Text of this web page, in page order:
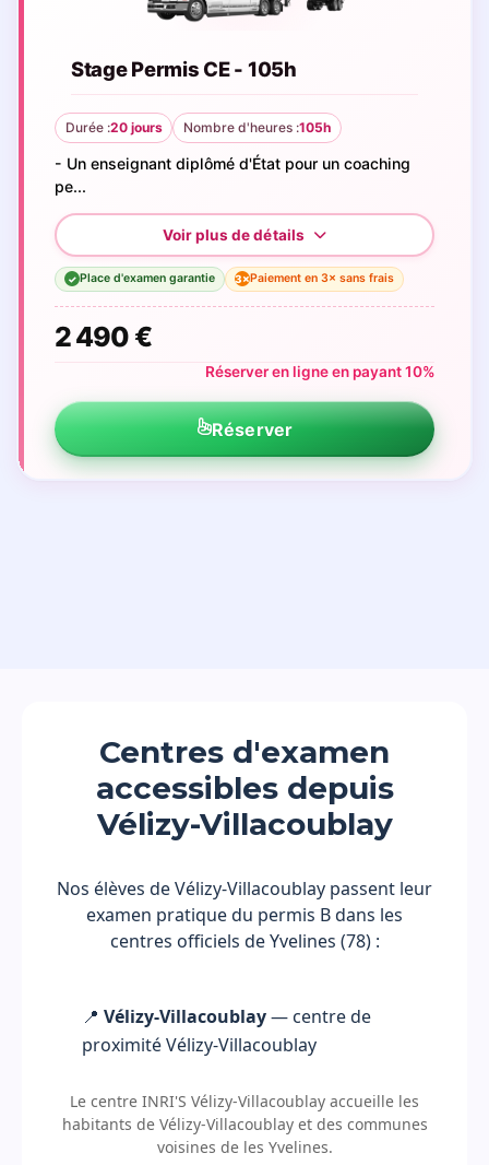
Stage Permis CE - 105h
Durée :20 jours Nombre d'heures :105h
- Un enseignant diplômé d'État pour un coaching
pe...
✓ Place d'examen garantie 3×Paiement en 3× sans frais
2 490 €
Réserver en ligne en payant 10%
Réserver
Centres d'examen
accessibles depuis
Vélizy-Villacoublay
Nos élèves de Vélizy-Villacoublay passent leur
examen pratique du permis B dans les
centres officiels de Yvelines (78) :
📍 Vélizy-Villacoublay— centre de
proximité Vélizy-Villacoublay
Le centre INRI'S Vélizy-Villacoublay accueille les
habitants de Vélizy-Villacoublay et des communes
voisines de les Yvelines.